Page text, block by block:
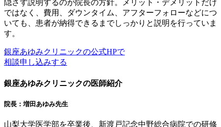
隠さず説明するのが院長の方針。メリット・デメリットだけ
ではなく、費用、ダウンタイム、アフターフォローなどにつ
いても、患者が納得できるまでしっかりと説明を行っていま
す。
銀座あゆみクリニックの公式HPで
相談申し込みする
銀座あゆみクリニックの医師紹介
院長：増田あゆみ先生
山梨大学医学部を卒業後、新渡戸記念中野総合病院での研修